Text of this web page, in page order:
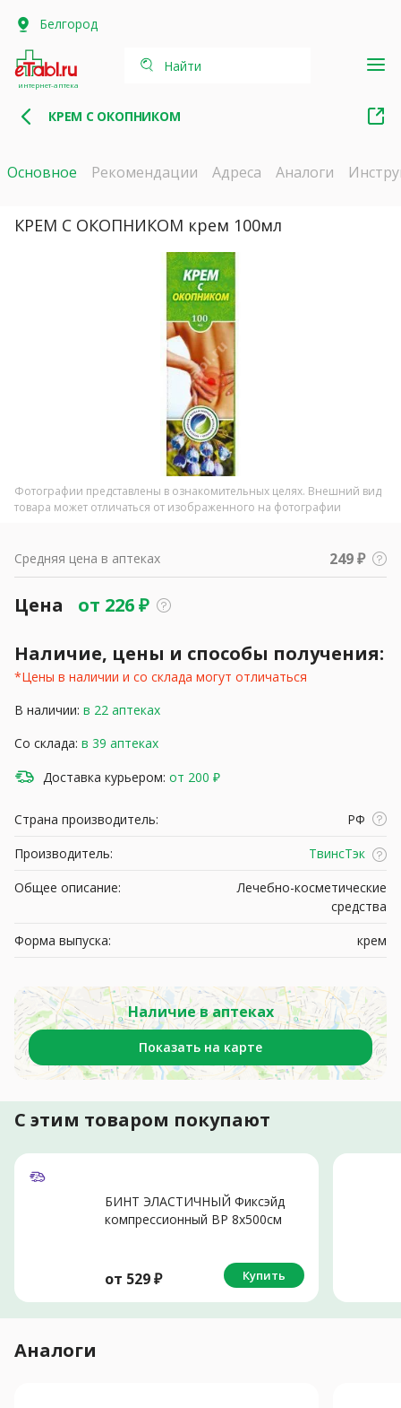
Белгород
интернет-аптека
Найти
КРЕМ С ОКОПНИКОМ
Основное Рекомендации Адреса Аналоги
КРЕМ С ОКОПНИКОМ крем 100мл
Фотографии представлены в ознакомительных целях. Внешний вид
товара может отличаться от изображенного на фотографии
Средняя цена в аптеках 249 ₽
Цена от 226₽
Наличие, цены и способы получения:
*Цены в наличии и со склада могут отличаться
В наличии: в 22 аптеках
Со склада: в 39 аптеках
Доставка курьером: от 200 ₽
Страна производитель:
РФ
Производитель:
ТвинсТэк
Общее описание:
Лечебно-косметические
средства
Форма выпуска:
крем
Наличие в аптеках
Показать на карте
С этим товаром покупают
БИНТ ЭЛАСТИЧНЫЙ Фиксэйд
компрессионный ВР 8х500см
от 529₽ Купить
Аналоги